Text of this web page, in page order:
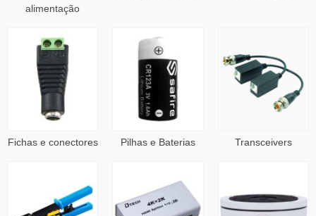
alimentação
Fichas e conectores Pilhas e Baterias Transceivers